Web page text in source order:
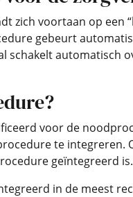
zich voortaan op
gebeurt
automatisch
voor de
te integreren.
geïntegreerd is.
in de meest